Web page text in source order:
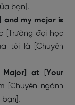
bạn].
and my major is
[Trường đại học
tôi là [Chuyên
at [Your
[Chuyên ngành
bạn].